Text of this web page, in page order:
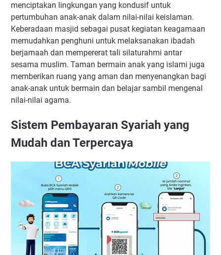
menciptakan lingkungan yang kondusif untuk
pertumbuhan anak-anak dalam nilai-nilai keislaman.
Keberadaan masjid sebagai pusat kegiatan keagamaan
memudahkan penghuni untuk melaksanakan ibadah
berjamaah dan mempererat tali silaturahmi antar
sesama muslim. Taman bermain anak yang islami juga
memberikan ruang yang aman dan menyenangkan bagi
anak-anak untuk bermain dan belajar sambil mengenal
nilai-nilai agama.
Sistem Pembayaran Syariah yang
Mudah dan Terpercaya